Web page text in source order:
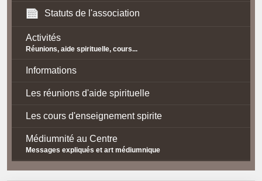
Statuts de l'association
Activités
Réunions, aide spirituelle, cours...
Informations
Les réunions d'aide spirituelle
Les cours d'enseignement spirite
Médiumnité au Centre
Messages expliqués et art médiumnique
Contact / Accès